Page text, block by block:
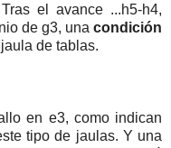
el avance ...h5-h4,
de g3, una condición
de tablas.
en e3, como indican
tipo de jaulas. Y una